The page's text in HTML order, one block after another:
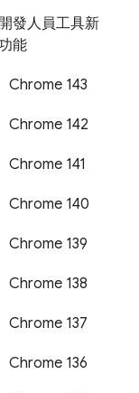
開發人員工具新
能
Chrome 143
Chrome 142
Chrome 141
Chrome 140
Chrome 139
Chrome 138
Chrome 137
Chrome 136